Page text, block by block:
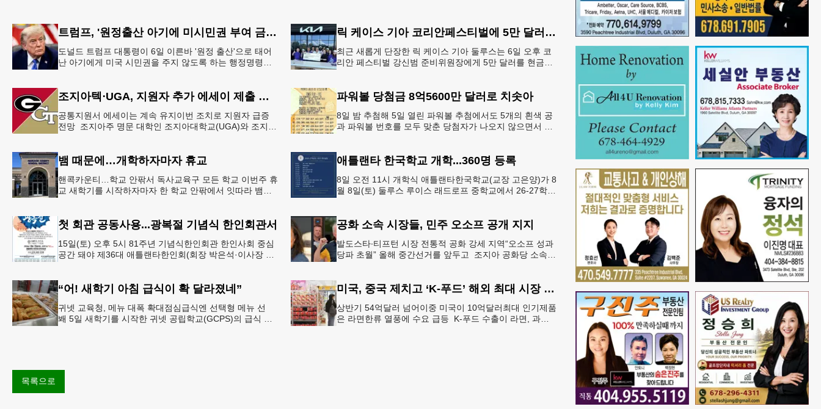
트럼프, '원정출산 아기에 미시민권 부여 금지' 행정명령 서명
도널드 트럼프 대통령이 6일 이른바 '원정 출산'으로 태어
난 아기에게 미국 시민권을 주지 않도록 하는 행정명령에
릭 케이스 기아 코리안페스티벌에 5만 달러 후원
최근 새롭게 단장한 릭 케이스 기아 둘루스는 6일 오후 코
리안 페스티벌 강신범 준비위원장에게 5만 달러를 현금으
조지아텍⋅UGA, 지원자 추가 에세이 제출 폐지
공통지원서 에세이는 계속 유지이번 조치로 지원자 급증
전망 조지아주 명문 대학인 조지아대학교(UGA)와 조지아
파워볼 당첨금 8억5600만 달러로 치솟아
8일 밤 추첨해 5일 열린 파워볼 추첨에서도 5개의 흰색 공
과 파워볼 번호를 모두 맞춘 당첨자가 나오지 않으면서 행
뱀 때문에…개학하자마자 휴교
핸콕카운티…학교 안팎서 독사교육구 모든 학교 이번주 휴
교 새학기를 시작하자마자 한 학교 안팎에서 잇따라 뱀들
애틀랜타 한국학교 개학...360명 등록
8일 오전 11시 개학식 애틀랜타한국학교(교장 고은양)가 8
월 8일(토) 둘루스 루이스 래드로프 중학교에서 26-27학년
첫 회관 공동사용...광복절 기념식 한인회관서
15일(토) 오후 5시 81주년 기념식한인회관 한인사회 중심
공간 돼야 제36대 애틀랜타한인회(회장 박은석·이사장 강
공화 소속 시장들, 민주 오소프 공개 지지
발도스타∙티프턴 시장 전통적 공화 강세 지역“오소프 성과
당파 초월” 올해 중간선거를 앞두고 조지아 공화당 소속
“어! 새학기 아침 급식이 확 달라졌네”
귀넷 교육청, 메뉴 대폭 확대점심급식엔 선택형 메뉴 선
봬 5일 새학기를 시작한 귀넷 공립학교(GCPS)의 급식 메
미국, 중국 제치고 ‘K-푸드’ 해외 최대 시장 부상
상반기 54억달러 넘어이중 미국이 10억달러최대 인기제품
은 라면한류 열풍에 수요 급등 K-푸드 수출이 라면, 과자,
목록으로